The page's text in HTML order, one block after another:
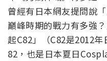
曾經有日本網友提問說
巔峰時期的戰力有多強
起C82」（C82是2012
82，也是日本夏日